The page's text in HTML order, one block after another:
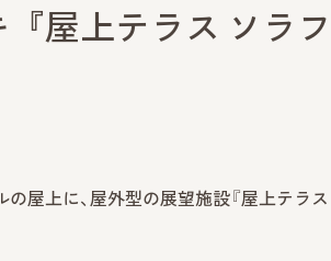
屋上テラス ソラ
屋上に、屋外型の展望施設『屋上テラ